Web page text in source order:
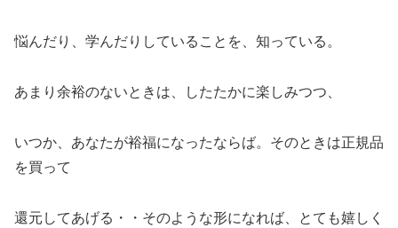
悩んだり、学んだりしていることを、知っている。
あまり余裕のないときは、したたかに楽しみつつ、
いつか、あなたが裕福になったならば。そのときは正規品
を買って
還元してあげる・・そのような形になれば、とても嬉しく